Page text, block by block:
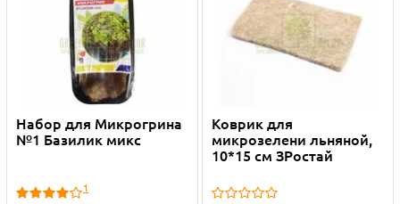
Набор для Микрогрина
№1 Базилик микс
1
Коврик для
микрозелени льняной,
10*15 см ЗРостай